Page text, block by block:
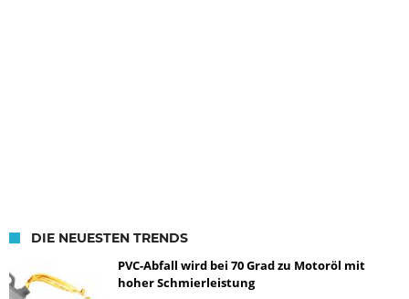
DIE NEUESTEN TRENDS
PVC-Abfall wird bei 70 Grad zu Motoröl mit
hoher Schmierleistung